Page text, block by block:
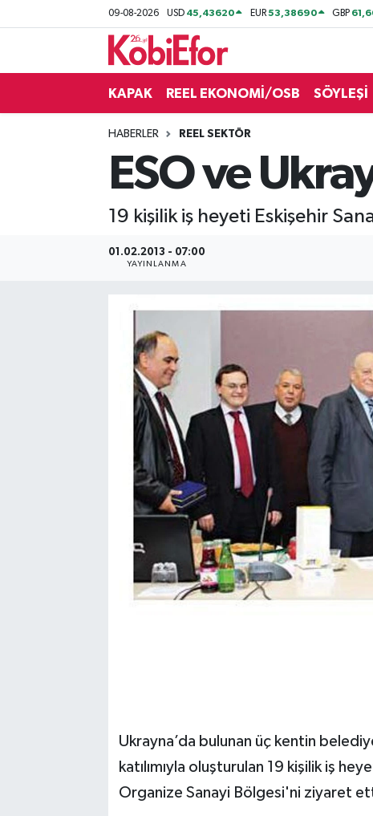
09-08-2026 USD 45,43620 EUR53,38690 GBP
KAPAK REEL EKONOMİ/OSB SÖYLEŞİ
HABERLER REEL SEKTÖR
ESO ve
19 kişilik iş heyeti Eskişehir
01.02.2013 - 07:00
YAYINLANMA
Ukrayna’da bulunan üç kentin
katılımıyla oluşturulan 19 kişilik iş
Organize Sanayi Bölgesi'ni ziyaret
BİLİŞİM PANO